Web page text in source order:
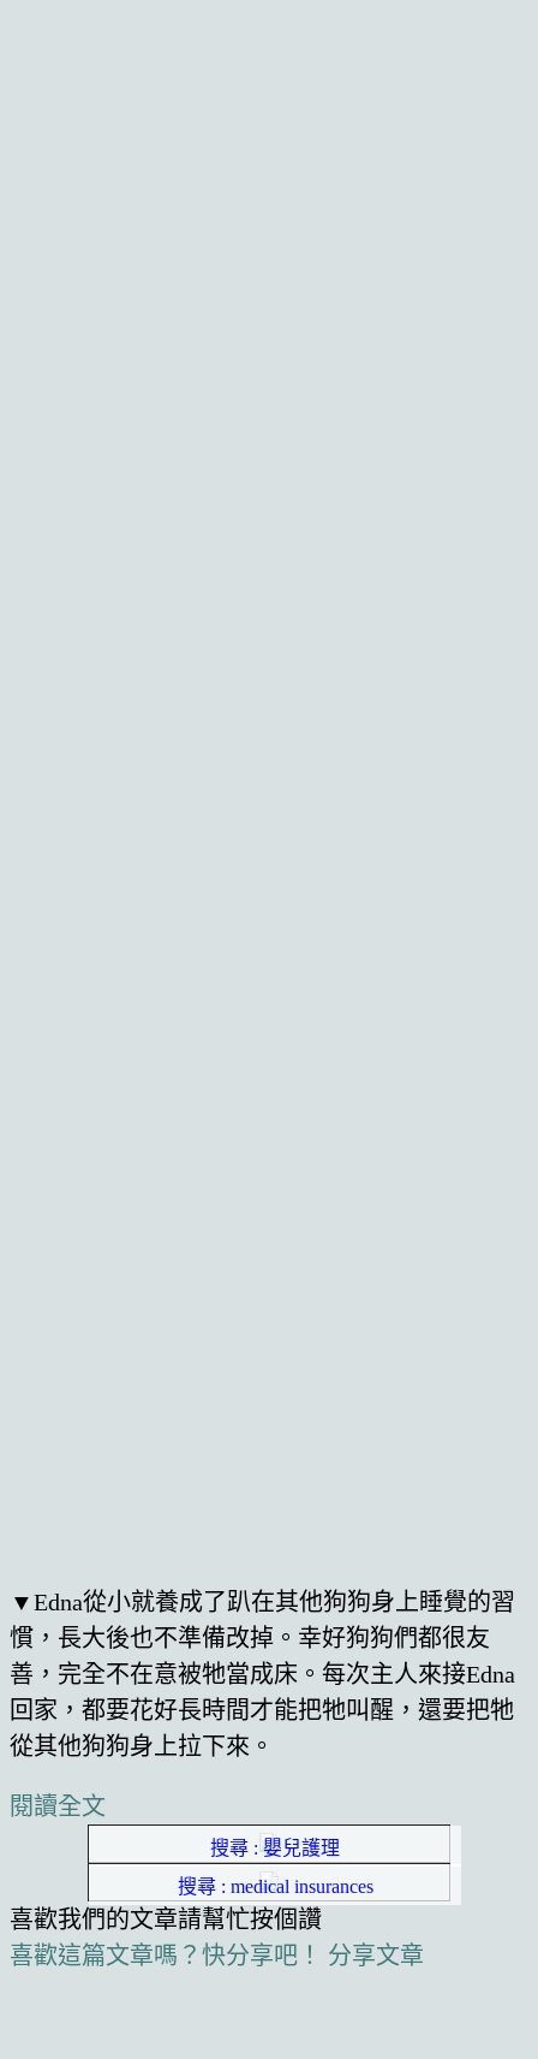
▼Edna從小就養成了趴在其他狗狗身上睡覺的習
慣，長大後也不準備改掉。幸好狗狗們都很友
善，完全不在意被牠當成床。每次主人來接Edna
回家，都要花好長時間才能把牠叫醒，還要把牠
從其他狗狗身上拉下來。
閱讀全文
搜尋 : 嬰兒護理
搜尋 : medical insurances
喜歡我們的文章請幫忙按個讚
喜歡這篇文章嗎？快分享吧！
分享文章